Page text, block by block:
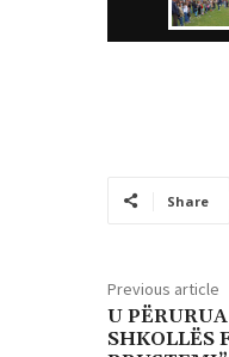
Share
Previous article
U
SHKOLLËS